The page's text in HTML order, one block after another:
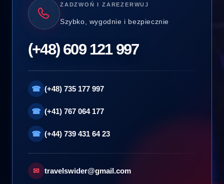
ZADZWOŃ I ZAREZERWUJ
Szybko, wygodnie i bezpiecznie
(+48) 609 121 997
☎ (+48) 735 177 997
☎ (+41) 767 064 177
☎ (+44) 739 431 64 23
✉ travelswider@gmail.com